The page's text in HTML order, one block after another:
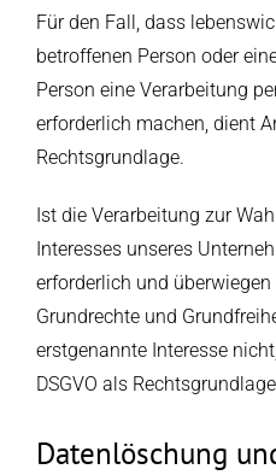
Für den Fall, dass
betroffenen Person oder
Person eine Verarbeitung
erforderlich machen, dient
Rechtsgrundlage.
Ist die Verarbeitung zur
Interesses unseres
erforderlich und überwiegen
Grundrechte und
erstgenannte Interesse
DSGVO als
Datenlöschung